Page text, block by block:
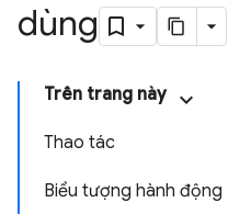
dùng
Trên trang này
Thao tác
Biểu tượng hành động